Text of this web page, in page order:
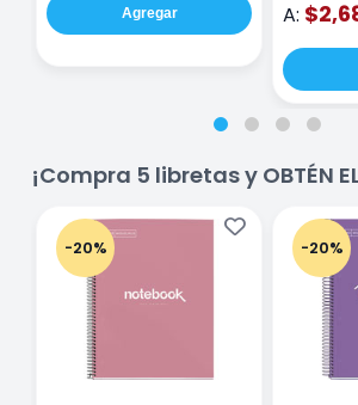
Agregar A:
¡Compra 5 libretas y OBTÉN
-20% -20%